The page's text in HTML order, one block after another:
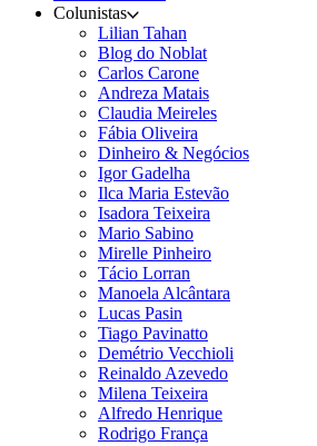
Colunistas
Lilian Tahan
Blog do Noblat
Carlos Carone
Andreza Matais
Claudia Meireles
Fábia Oliveira
Dinheiro & Negócios
Igor Gadelha
Ilca Maria Estevão
Isadora Teixeira
Mario Sabino
Mirelle Pinheiro
Tácio Lorran
Manoela Alcântara
Lucas Pasin
Tiago Pavinatto
Demétrio Vecchioli
Reinaldo Azevedo
Milena Teixeira
Alfredo Henrique
Rodrigo França